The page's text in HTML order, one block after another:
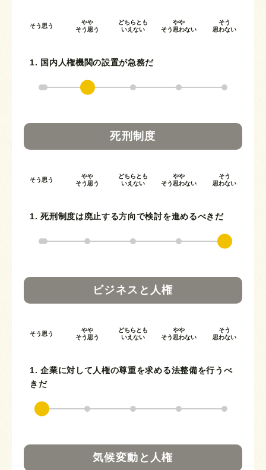
そう思う
やや
そう思う
どちらとも
いえない
やや
そう思わない
そう
思わない
1. 国内人権機関の設置が急務だ
死刑制度
そう思う
やや
そう思う
どちらとも
いえない
やや
そう思わない
そう
思わない
1. 死刑制度は廃止する方向で検討を進めるべきだ
ビジネスと人権
そう思う
やや
そう思う
どちらとも
いえない
やや
そう思わない
そう
思わない
1. 企業に対して人権の尊重を求める法整備を行うべ
きだ
気候変動と人権